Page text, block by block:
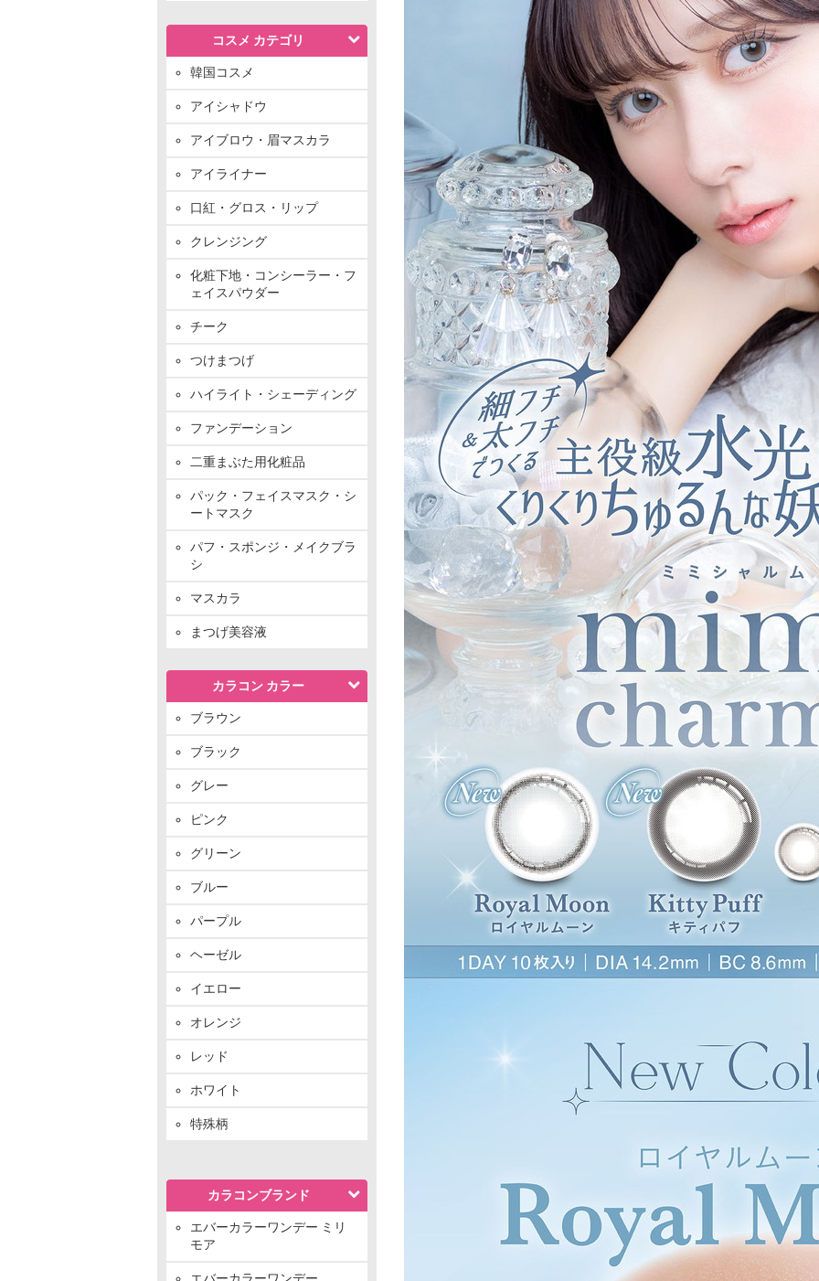
コスメ カテゴリ
韓国コスメ
アイシャドウ
アイブロウ・眉マスカラ
アイライナー
口紅・グロス・リップ
クレンジング
化粧下地・コンシーラー・フ
ェイスパウダー
チーク
つけまつげ
ハイライト・シェーディング
ファンデーション
二重まぶた用化粧品
パック・フェイスマスク・シ
ートマスク
パフ・スポンジ・メイクブラ
シ
マスカラ
まつげ美容液
カラコン カラー
ブラウン
ブラック
グレー
ピンク
グリーン
ブルー
パープル
ヘーゼル
イエロー
オレンジ
レッド
ホワイト
特殊柄
カラコンブランド
エバーカラーワンデー ミリ
モア
エバーカラーワンデー